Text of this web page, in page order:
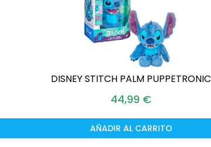
DISNEY STITCH PALM PUPPETRONIC
44,99 €
AÑADIR AL CARRITO